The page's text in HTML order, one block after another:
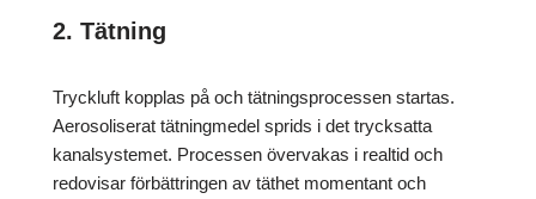
2. Tätning
Tryckluft kopplas på och tätningsprocessen startas.
Aerosoliserat tätningmedel sprids i det trycksatta
kanalsystemet. Processen övervakas i realtid och
redovisar förbättringen av täthet momentant och